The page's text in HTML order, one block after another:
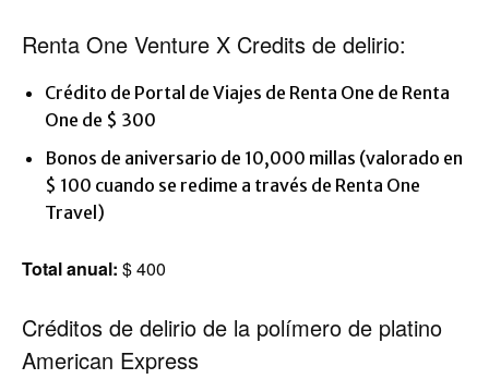
Renta One Venture X Credits de delirio:
Crédito de Portal de Viajes de Renta One de Renta
One de $ 300
Bonos de aniversario de 10,000 millas (valorado en
$ 100 cuando se redime a través de Renta One
Travel)
Total anual: $ 400
Créditos de delirio de la polímero de platino
American Express